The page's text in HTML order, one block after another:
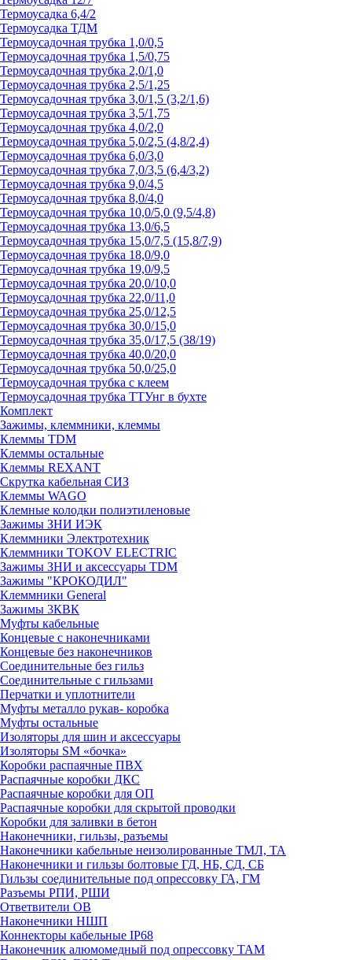
Термоусадка 6,4/2
Термоусадка ТДМ
Термоусадочная трубка 1,0/0,5
Термоусадочная трубка 1,5/0,75
Термоусадочная трубка 2,0/1,0
Термоусадочная трубка 2,5/1,25
Термоусадочная трубка 3,0/1,5 (3,2/1,6)
Термоусадочная трубка 3,5/1,75
Термоусадочная трубка 4,0/2,0
Термоусадочная трубка 5,0/2,5 (4,8/2,4)
Термоусадочная трубка 6,0/3,0
Термоусадочная трубка 7,0/3,5 (6,4/3,2)
Термоусадочная трубка 9,0/4,5
Термоусадочная трубка 8,0/4,0
Термоусадочная трубка 10,0/5,0 (9,5/4,8)
Термоусадочная трубка 13,0/6,5
Термоусадочная трубка 15,0/7,5 (15,8/7,9)
Термоусадочная трубка 18,0/9,0
Термоусадочная трубка 19,0/9,5
Термоусадочная трубка 20,0/10,0
Термоусадочная трубка 22,0/11,0
Термоусадочная трубка 25,0/12,5
Термоусадочная трубка 30,0/15,0
Термоусадочная трубка 35,0/17,5 (38/19)
Термоусадочная трубка 40,0/20,0
Термоусадочная трубка 50,0/25,0
Термоусадочная трубка с клеем
Термоусадочная трубка ТТУнг в бухте
Комплект
Зажимы, клеммники, клеммы
Клеммы TDM
Клеммы остальные
Клеммы REXANT
Скрутка кабельная СИЗ
Клеммы WAGO
Клемные колодки полиэтиленовые
Зажимы ЗНИ ИЭК
Клеммники Электротехник
Клеммники TOKOV ELECTRIC
Зажимы ЗНИ и аксессуары TDM
Зажимы "КРОКОДИЛ"
Клеммники General
Зажимы 3КВК
Муфты кабельные
Концевые с наконечниками
Концевые без наконечников
Соединительные без гильз
Соединительные с гильзами
Перчатки и уплотнители
Муфты металло рукав- коробка
Муфты остальные
Изоляторы для шин и аксессуары
Изоляторы SM «бочка»
Коробки распаячные ПВХ
Распаячные коробки ДКС
Распаячные коробки для ОП
Распаячные коробки для скрытой проводки
Коробки для заливки в бетон
Наконечники, гильзы, разъемы
Наконечники кабельные неизолированные ТМЛ, ТА
Наконечники и гильзы болтовые ГД, НБ, СД, СБ
Гильзы соединительные под опрессовку ГА, ГМ
Разъемы РПИ, РШИ
Ответвители ОВ
Наконечники НШП
Коннекторы кабельные IP68
Наконечник алюмомедный под опрессовку ТАМ